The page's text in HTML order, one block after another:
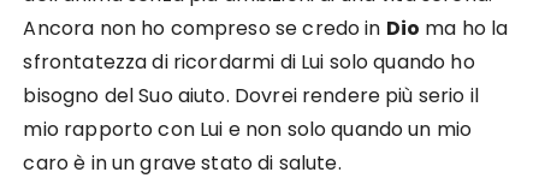
Ancora non ho compreso se credo in Dio ma ho la
sfrontatezza di ricordarmi di Lui solo quando ho
bisogno del Suo aiuto. Dovrei rendere più serio il
mio rapporto con Lui e non solo quando un mio
caro è in un grave stato di salute.